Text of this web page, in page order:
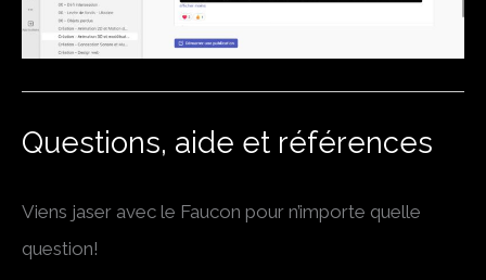
Questions, aide et références
Viens jaser avec le Faucon pour n’importe quelle
question!